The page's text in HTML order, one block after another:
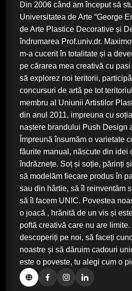
Din 2006 când am început să
Universitatea de Arte “George
de Arte Plastice Decorative și
îndrumarea Prof.univ.dr.
m-a cucerit în totalitate și a
pe cărarea mea creativă cu
să explorez noi teritorii,
concursuri de artă pe tot
membru al Uniunii Artistilor
din anul 2011, impreuna cu
naștere brandului Push Design
Împreună însumăm o varietate
făurite manual, născute din idei
îndrăznețe. Soț și soție, părinți
să modelăm fiecare produs în
sau din hârtie, să îl reinventăm
să îl facem UNIC. Povestea
o joacă , hrănită de un vis și
poftă creativă care nu are
descoperiți pe noi, să faceți
noastre și să dăruim cadouri
este o poveste, tu alegi cum o